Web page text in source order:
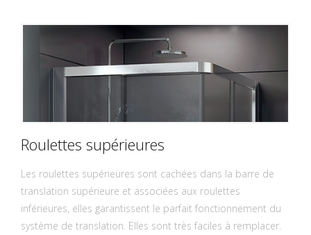
Roulettes supérieures
Les roulettes supérieures sont cachées dans la barre de
translation supérieure et associées aux roulettes
inférieures, elles garantissent le parfait fonctionnement du
système de translation. Elles sont très faciles à remplacer.